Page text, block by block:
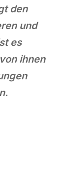
den
und
es
ihnen